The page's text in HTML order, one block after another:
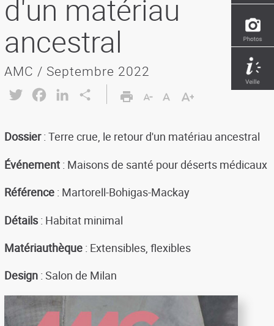
d'un matériau
ancestral
AMC / Septembre 2022
Twitter FacebookLinkedIn
Dossier: Terre crue, le retour d'un matériau ancestral
Événement: Maisons de santé pour déserts médicaux
Référence: Martorell-Bohigas-Mackay
Détails: Habitat minimal
Matériauthèque: Extensibles, flexibles
Design: Salon de Milan